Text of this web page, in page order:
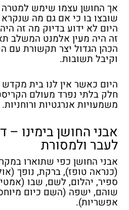
אך החושן עצמו שימש למטרה
שובצו בו כי אם גם מה
היום לא ידוע בדיוק מה זה
זה היה מעין אלמנט המשלב
הכהן הגדול יצר תקשורת עם
וקיבל תשובות.
היום כאשר אין לנו בית
חלק בלתי נפרד מעולם
משמעויות אנרגטיות ורוחניות.
אבני החושן בימינו
לעבר ולמסורת
אבני החושן כפי שתוארו
(כנראה טופז), ברקת, נופך
ספיר, יהלום, לשם, שבו
שוהם, ישפה (השם כיום
אפשריות).